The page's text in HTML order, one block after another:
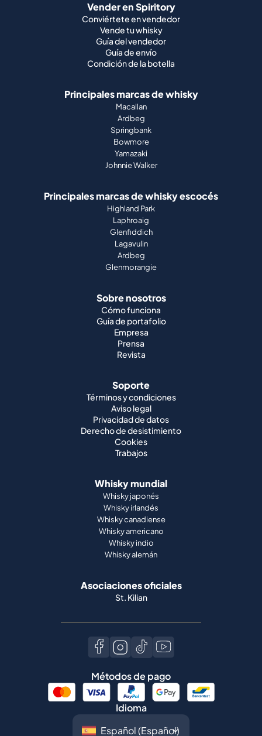
Vender en Spiritory
Conviértete en vendedor
Vende tu whisky
Guía del vendedor
Guía de envío
Condición de la botella
Principales marcas de whisky
Macallan
Ardbeg
Springbank
Bowmore
Yamazaki
Johnnie Walker
Principales marcas de whisky escocés
Highland Park
Laphroaig
Glenfiddich
Lagavulin
Ardbeg
Glenmorangie
Sobre nosotros
Cómo funciona
Guía de portafolio
Empresa
Prensa
Revista
Soporte
Términos y condiciones
Aviso legal
Privacidad de datos
Derecho de desistimiento
Cookies
Trabajos
Whisky mundial
Whisky japonés
Whisky irlandés
Whisky canadiense
Whisky americano
Whisky indio
Whisky alemán
Asociaciones oficiales
St. Kilian
Métodos de pago
Idioma